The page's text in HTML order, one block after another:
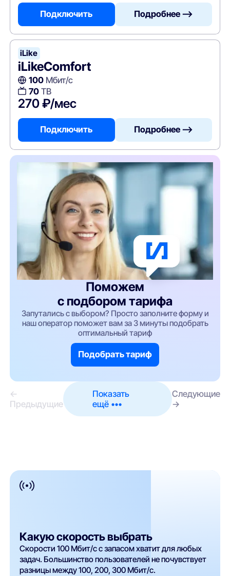
Подключить Подробнее —>
iLike
iLikeComfort
100Мбит/с
70ТВ
270 ₽/мес
Подключить Подробнее —>
Поможем
с подбором тарифа
Запутались с выбором? Просто заполните форму и
наш оператор поможет вам за 3 минуты подобрать
оптимальный тариф
Подобрать тариф
←
Предыдущие
Показать
ещё •••
Следующие
→
Какую скорость выбрать
Скорости 100 Мбит/с с запасом хватит для любых
задач. Большинство пользователей не почувствует
разницы между 100, 200, 300 Мбит/с.